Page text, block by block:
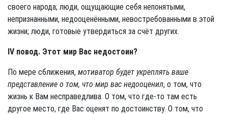
своего народа; люди, ощущающие себя непонятыми,
непризнанными, недооценёнными, невостребованными в этой
жизни; люди, готовые утвердиться за счёт других.
IV повод. Этот мир Вас недостоин?
По мере сближения, мотиватор будет укреплять ваше
представление о том, что мир вас недооценил, о том, что
жизнь к Вам несправедлива. О том, что где-то там есть
другое место, где Вас оценят по достоинству. О том, что